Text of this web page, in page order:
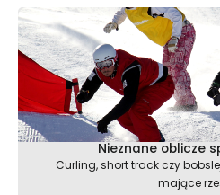
Nieznane oblicze
Curling, short track czy
mające